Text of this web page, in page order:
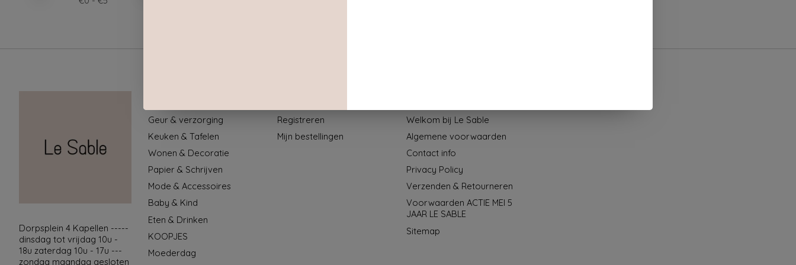
Dorpsplein 4 Kapellen -----
dinsdag tot vrijdag 10u -
18u zaterdag 10u - 17u ---
zondag maandag gesloten
Geur & verzorging
Keuken & Tafelen
Wonen & Decoratie
Papier & Schrijven
Mode & Accessoires
Baby & Kind
Eten & Drinken
KOOPJES
Moederdag
Registreren
Mijn bestellingen
Welkom bij Le Sable
Algemene voorwaarden
Contact info
Privacy Policy
Verzenden & Retourneren
Voorwaarden ACTIE MEI 5
JAAR LE SABLE
Sitemap